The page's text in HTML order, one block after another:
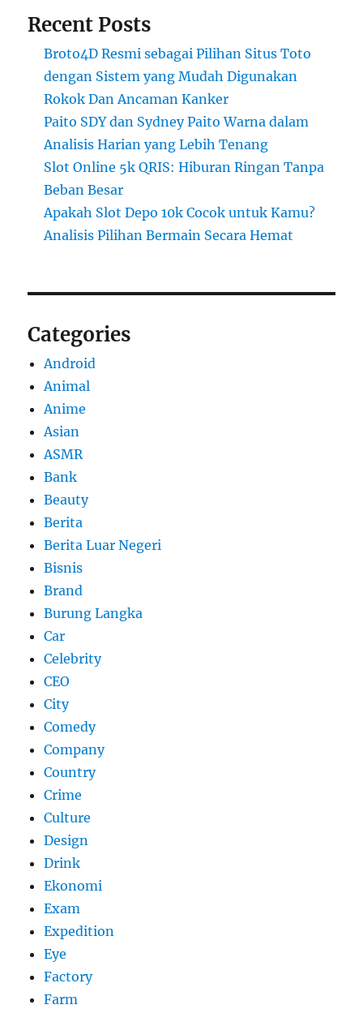
Recent Posts
Broto4D Resmi sebagai Pilihan Situs Toto
dengan Sistem yang Mudah Digunakan
Rokok Dan Ancaman Kanker
Paito SDY dan Sydney Paito Warna dalam
Analisis Harian yang Lebih Tenang
Slot Online 5k QRIS: Hiburan Ringan Tanpa
Beban Besar
Apakah Slot Depo 10k Cocok untuk Kamu?
Analisis Pilihan Bermain Secara Hemat
Categories
Android
Animal
Anime
Asian
ASMR
Bank
Beauty
Berita
Berita Luar Negeri
Bisnis
Brand
Burung Langka
Car
Celebrity
CEO
City
Comedy
Company
Country
Crime
Culture
Design
Drink
Ekonomi
Exam
Expedition
Eye
Factory
Farm